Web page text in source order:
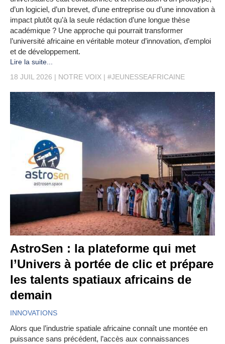
d’un logiciel, d’un brevet, d’une entreprise ou d’une innovation à
impact plutôt qu’à la seule rédaction d’une longue thèse
académique ? Une approche qui pourrait transformer
l’université africaine en véritable moteur d’innovation, d’emploi
et de développement.
Lire la suite...
18 JUIL 2026
NOTRE VOIX #JEUNESSEAFRICAINE
AstroSen : la plateforme qui met
l’Univers à portée de clic et prépare
les talents spatiaux africains de
demain
INNOVATIONS
Alors que l’industrie spatiale africaine connaît une montée en
puissance sans précédent, l’accès aux connaissances